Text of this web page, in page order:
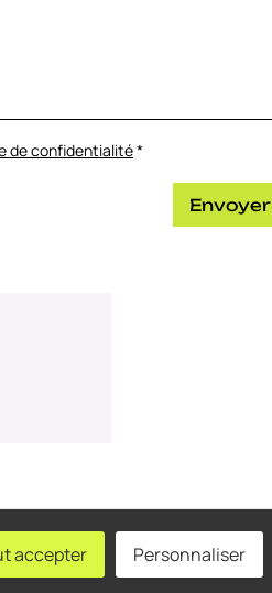
accepter Personnaliser
de confidentialité*
Envoyer
Politique de confidentialité